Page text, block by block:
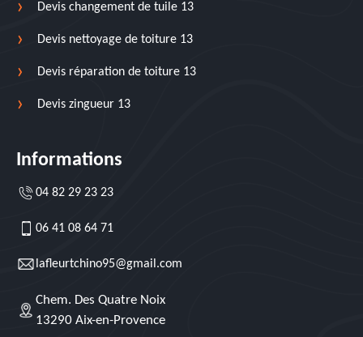
Devis changement de tuile 13
Devis nettoyage de toiture 13
Devis réparation de toiture 13
Devis zingueur 13
Informations
04 82 29 23 23
06 41 08 64 71
lafleurtchino95@gmail.com
Chem. Des Quatre Noix
13290 Aix-en-Provence